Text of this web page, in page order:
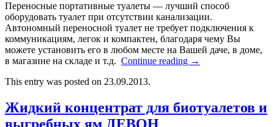
Переносные портативные туалеты — лучший способ
оборудовать туалет при отсутствии канализации.
Автономный переносной туалет не требует подключения к
коммуникациям, легок и компактен, благодаря чему Вы
можете установить его в любом месте на Вашей даче, в доме,
в магазине на складе и т.д. Continue reading →
This entry was posted on 23.09.2013.
Жидкий концентрат для биотуалетов и